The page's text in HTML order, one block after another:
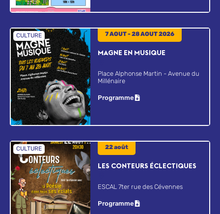
CULTURE 7 AOUT - 28 AOUT 2026
MAGNE EN MUSIQUE
Place Alphonse Martin - Avenue du
Millénaire
Programme
CULTURE 22 août
LES CONTEURS ÉCLECTIQUES
ESCAL 7ter rue des Cévennes
Programme